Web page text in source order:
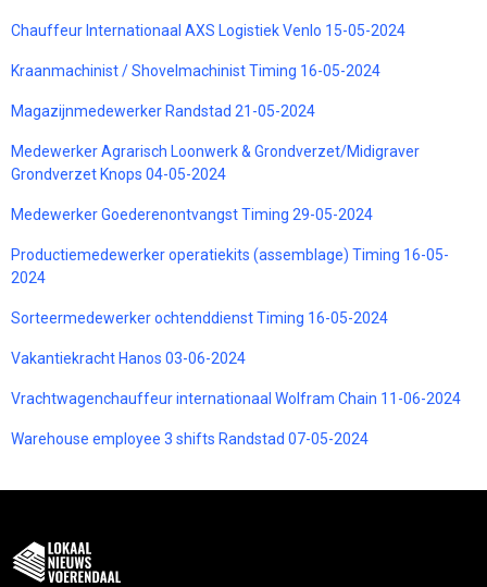
Chauffeur Internationaal AXS Logistiek Venlo 15-05-2024
Kraanmachinist / Shovelmachinist Timing 16-05-2024
Magazijnmedewerker Randstad 21-05-2024
Medewerker Agrarisch Loonwerk & Grondverzet/Midigraver
Grondverzet Knops 04-05-2024
Medewerker Goederenontvangst Timing 29-05-2024
Productiemedewerker operatiekits (assemblage) Timing 16-05-
2024
Sorteermedewerker ochtenddienst Timing 16-05-2024
Vakantiekracht Hanos 03-06-2024
Vrachtwagenchauffeur internationaal Wolfram Chain 11-06-2024
Warehouse employee 3 shifts Randstad 07-05-2024